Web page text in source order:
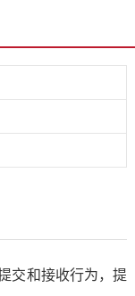
交和接收行为，提